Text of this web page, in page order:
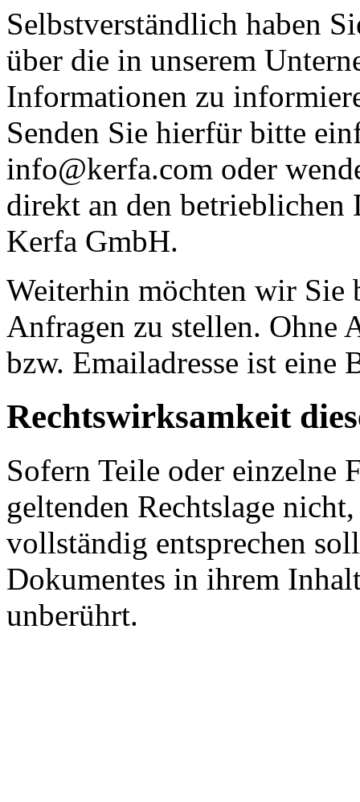
Selbstverständlich haben
über die in unserem
Informationen zu
Senden Sie hierfür bitte
info@kerfa.com oder
direkt an den betrieblichen
Kerfa GmbH.
Weiterhin möchten wir Sie
Anfragen zu stellen. Ohne
bzw. Emailadresse ist eine
Rechtswirksamkeit
Sofern Teile oder einzelne
geltenden Rechtslage
vollständig entsprechen
Dokumentes in ihrem
unberührt.